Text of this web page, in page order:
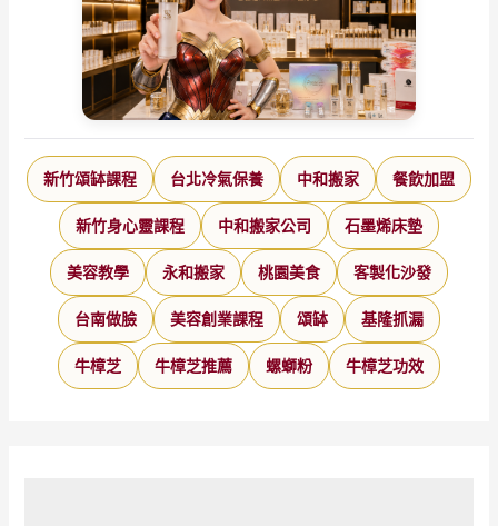
新竹頌缽課程 台北冷氣保養 中和搬家 餐飲加盟
新竹身心靈課程 中和搬家公司 石墨烯床墊
美容教學 永和搬家 桃園美食 客製化沙發
台南做臉 美容創業課程 頌缽 基隆抓漏
牛樟芝 牛樟芝推薦 螺螄粉 牛樟芝功效